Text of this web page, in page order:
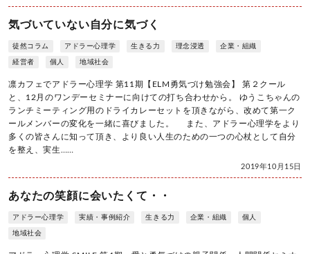
気づいていない自分に気づく
徒然コラム アドラー心理学 生きる力 理念浸透 企業・組織
経営者 個人 地域社会
凛カフェでアドラー心理学 第11期【ELM勇気づけ勉強会】 第２クール
と、12月のワンデーセミナーに向けての打ち合わせから。 ゆうこちゃんの
ランチミーティング用のドライカレーセットを頂きながら、改めて第一ク
ールメンバーの変化を一緒に喜びました。 また、アドラー心理学をより
多くの皆さんに知って頂き、より良い人生のための一つの心杖として自分
を整え、実生……
2019年10月15日
あなたの笑顔に会いたくて・・
アドラー心理学 実績・事例紹介 生きる力 企業・組織 個人
地域社会